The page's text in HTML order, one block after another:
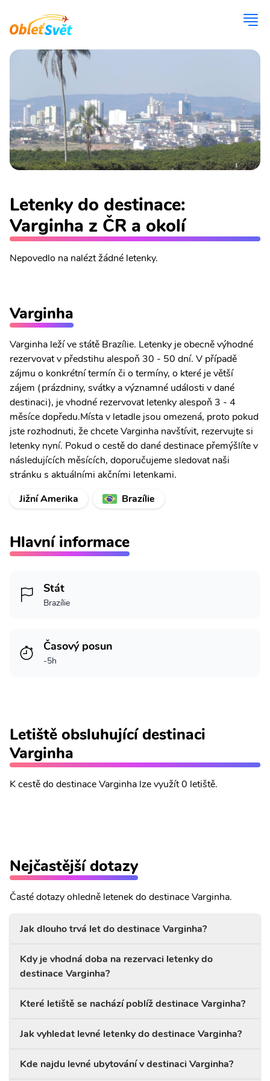
Letenky do destinace:
Varginha z ČR a okolí
Nepovedlo na nalézt žádné letenky.
Varginha
Varginha leží ve státě Brazílie. Letenky je obecně výhodné
rezervovat v předstihu alespoň 30 - 50 dní. V případě
zájmu o konkrétní termín či o termíny, o které je větší
zájem (prázdniny, svátky a významné události v dané
destinaci), je vhodné rezervovat letenky alespoň 3 - 4
měsíce dopředu.Místa v letadle jsou omezená, proto pokud
jste rozhodnuti, že chcete Varginha navštívit, rezervujte si
letenky nyní. Pokud o cestě do dané destinace přemýšlíte v
následujících měsících, doporučujeme sledovat naši
stránku s aktuálními akčními letenkami.
Jižní Amerika
Brazílie
Hlavní informace
Stát
Brazílie
Časový posun
-5h
Letiště obsluhující destinaci
Varginha
K cestě do destinace Varginha lze využít 0 letiště.
Nejčastější dotazy
Časté dotazy ohledně letenek do destinace Varginha.
Jak dlouho trvá let do destinace Varginha?
Kdy je vhodná doba na rezervaci letenky do
destinace Varginha?
Které letiště se nachází poblíž destinace Varginha?
Jak vyhledat levné letenky do destinace Varginha?
Kde najdu levné ubytování v destinaci Varginha?